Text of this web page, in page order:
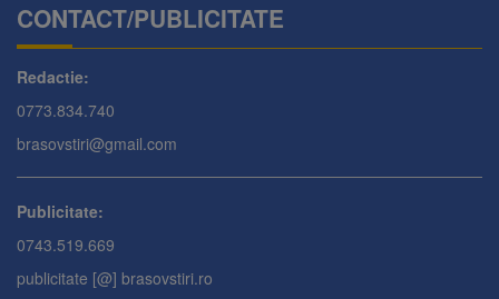
CONTACT/PUBLICITATE
Redactie:
0773.834.740
brasovstiri@gmail.com
Publicitate:
0743.519.669
publicitate [@] brasovstiri.ro